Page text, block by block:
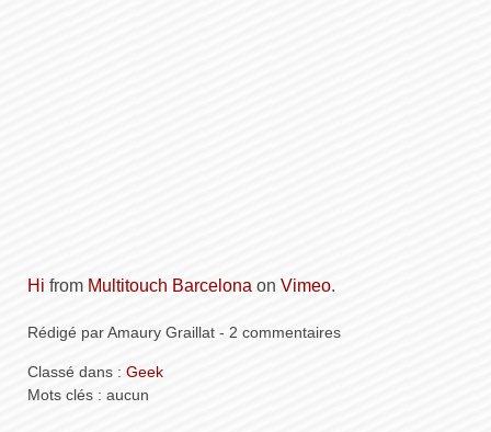
Hi from Multitouch Barcelona on Vimeo.
Rédigé par Amaury Graillat - 2 commentaires
Classé dans : Geek
Mots clés : aucun